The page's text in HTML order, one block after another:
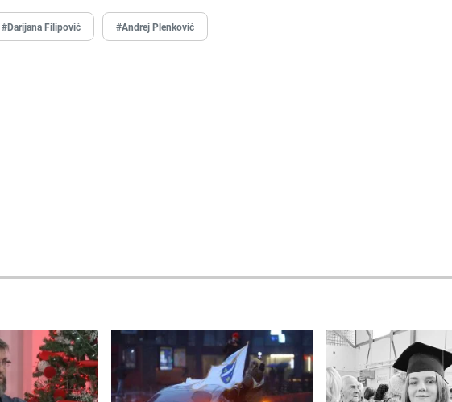
#Darijana Filipović #Andrej Plenković